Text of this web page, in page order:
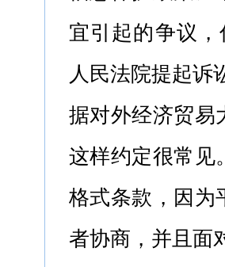
宜引起的争议
人民法院提起诉
据对外经济贸易
这样约定很常见
格式条款，因为
者协商，并且面